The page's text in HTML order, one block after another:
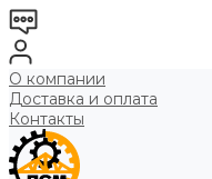
О компании
Доставка и оплата
Контакты